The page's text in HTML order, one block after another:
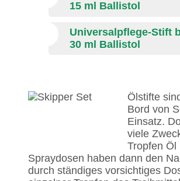
15 ml Ballistol
Universalpflege-Stift
30 ml Ballistol
Ölstifte
Bord von
Einsatz.
viele
Tropfen Öl
Spraydosen haben dann den
durch ständiges vorsichtiges